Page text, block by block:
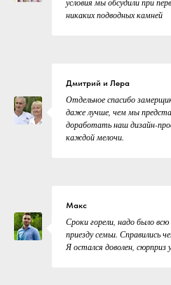
никаких подводных камней
Дмитрий и Лера
Отдельное спасибо
даже лучше, чем мы
доработать наш дизайн-
каждой мелочи.
Макс
Сроки горели, надо было
приезду семьи. Справились
Я остался доволен, сюрприз